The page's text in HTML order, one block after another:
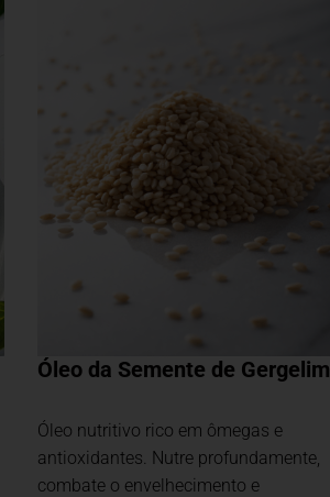
Óleo da Semente de Gergelim
Óleo nutritivo rico em ômegas e
antioxidantes. Nutre profundamente,
combate o envelhecimento e